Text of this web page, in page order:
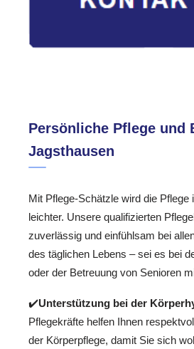
Persönliche Pflege und
Jagsthausen
Mit Pflege-Schätzle wird die Pflege
leichter. Unsere qualifizierten
zuverlässig und einfühlsam bei
des täglichen Lebens – sei es bei
oder der Betreuung von Senioren
✔️Unterstützung bei der
Pflegekräfte helfen Ihnen
der Körperpflege, damit Sie sich